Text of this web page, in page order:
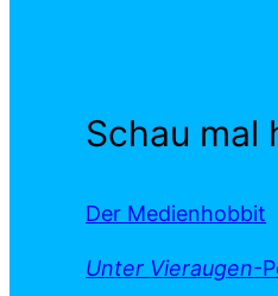
Schau mal
Der Medienhobbit
Unter Vieraugen-